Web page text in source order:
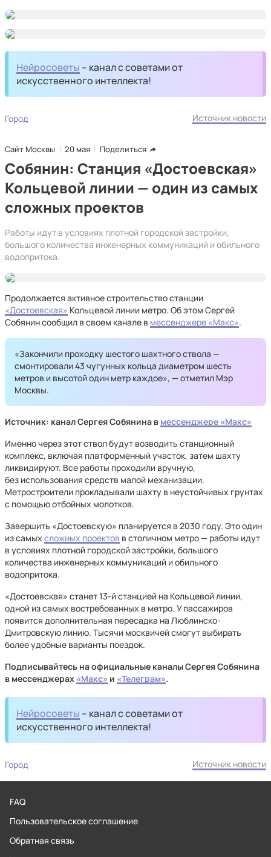
Нейросоветы – канал с советами от
искусственного интеллекта!
Город Источник новости
Сайт Москвы 20 мая Поделиться
Собянин: Станция «Достоевская»
Кольцевой линии — один из самых
сложных проектов
Работы идут в условиях плотной городской застройки,
большого количества инженерных коммуникаций и обильного
водопритока.
Продолжается активное строительство станции
«Достоевская» Кольцевой линии метро. Об этом Сергей
Собянин сообщил в своем канале в мессенджере «Макс».
«Закончили проходку шестого шахтного ствола —
смонтировали 43 чугунных кольца диаметром шесть
метров и высотой один метр каждое», — отметил Мэр
Москвы.
Источник: канал Сергея Собянина в мессенджере «Макс»
Именно через этот ствол будут возводить станционный
комплекс, включая платформенный участок, затем шахту
ликвидируют. Все работы проходили вручную,
без использования средств малой механизации.
Метростроители прокладывали шахту в неустойчивых грунтах
с помощью отбойных молотков.
Завершить «Достоевскую» планируется в 2030 году. Это один
из самых сложных проектов в столичном метро — работы идут
в условиях плотной городской застройки, большого
количества инженерных коммуникаций и обильного
водопритока.
«Достоевская» станет 13-й станцией на Кольцевой линии,
одной из самых востребованных в метро. У пассажиров
появится дополнительная пересадка на Люблинско-
Дмитровскую линию. Тысячи москвичей смогут выбирать
более удобные варианты поездок.
Подписывайтесь на официальные каналы Сергея Собянина
в мессенджерах «Макс» и «Телеграм».
Нейросоветы – канал с советами от
искусственного интеллекта!
Город Источник новости
FAQ
Пользовательское соглашение
Обратная связь